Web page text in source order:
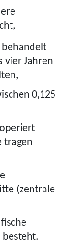
vier Jahren
0,125
tragen
(zentrale